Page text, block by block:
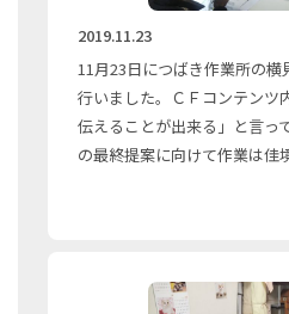
2019.11.23
11月23日につばき作業所の
行いました。ＣＦコンテンツ
伝えることが出来る」と言っ
の最終提案に向けて作業は佳